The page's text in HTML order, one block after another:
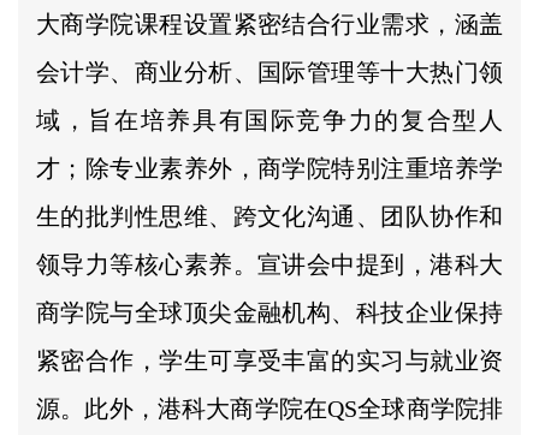
大商学院课程设置紧密结合行业需求，涵盖
会计学、商业分析、国际管理等十大热门领
域，旨在培养具有国际竞争力的复合型人
才；除专业素养外，商学院特别注重培养学
生的批判性思维、跨文化沟通、团队协作和
领导力等核心素养。宣讲会中提到，港科大
商学院与全球顶尖金融机构、科技企业保持
紧密合作，学生可享受丰富的实习与就业资
源。此外，港科大商学院在QS全球商学院排